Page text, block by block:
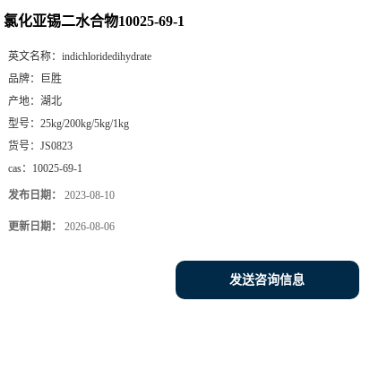
氯化亚锡二水合物10025-69-1
英文名称： indichloridedihydrate
品牌：
巨胜
产地： 湖北
型号： 25kg/200kg/5kg/1kg
货号： JS0823
cas： 10025-69-1
发布日期： 2023-08-10
更新日期： 2026-08-06
发送咨询信息